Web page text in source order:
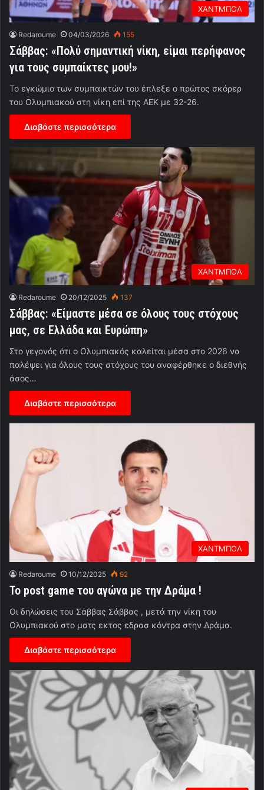
ΧΑΝΤΜΠΟΛ
Redaroume 04/03/2026 155
Σάββας: «Πολύ σημαντική νίκη, είμαι περήφανος
για τους συμπαίκτες μου!»
Το εγκώμιο των συμπαικτών του έπλεξε ο πρώτος σκόρερ
του Ολυμπιακού στη νίκη επί της ΑΕΚ με 32-26.
Διαβάστε περισσότερα
ΧΑΝΤΜΠΟΛ
Redaroume 20/12/2025 137
Σάββας: «Είμαστε μέσα σε όλους τους στόχους
μας, σε Ελλάδα και Ευρώπη»
Στο γεγονός ότι ο Ολυμπιακός καλείται μέσα στο 2026 να
παλέψει για όλους τους στόχους του αναφέρθηκε ο διεθνής
άσος…
Διαβάστε περισσότερα
ΧΑΝΤΜΠΟΛ
Redaroume 10/12/2025 92
Το post game του αγώνα με την Δράμα !
Οι δηλώσεις του Σάββας Σάββας , μετά την νίκη του
Ολυμπιακού στο ματς εκτος εδρασ κόντρα στην Δράμα.
Διαβάστε περισσότερα